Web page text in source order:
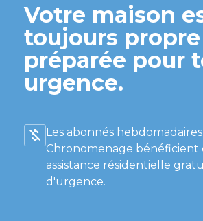
Votre maison
toujours
préparée pour
urgence.
Les abonnés
Chronomenage bénéficient
assistance résidentielle
d'urgence.